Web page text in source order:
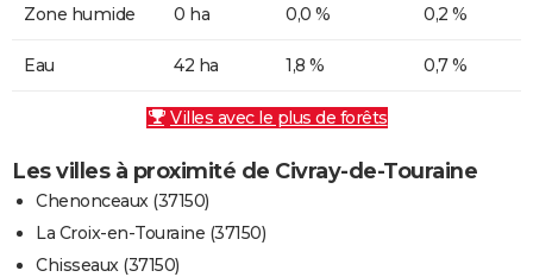
Zone humide 0 ha 0,0 % 0,2 %
Eau 42 ha 1,8 % 0,7 %
Villes avec le plus de forêts
Les villes à proximité de Civray-de-Touraine
Chenonceaux (37150)
La Croix-en-Touraine (37150)
Chisseaux (37150)